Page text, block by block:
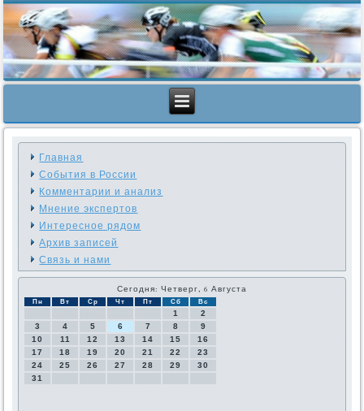
Главная
События в России
Комментарии и анализ
Мнение экспертов
Интересное рядом
Архив записей
Связь и нами
Сегодня: Четверг, 6 Августа
Пн Вт Ср Чт Пт Сб Вс
1
2
3
4 5 6 7 8
9
10
11 12 13 14 15
16
17
18 19 20 21 22
23
24
25 26 27 28 29
30
31